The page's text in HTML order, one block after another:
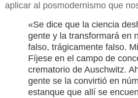
aplicar al posmodernismo que
«Se dice que la ciencia
gente y la transformará en
falso, trágicamente falso.
Fíjese en el campo de
crematorio de Auschwitz.
gente se la convirtió en
estanque que allí se